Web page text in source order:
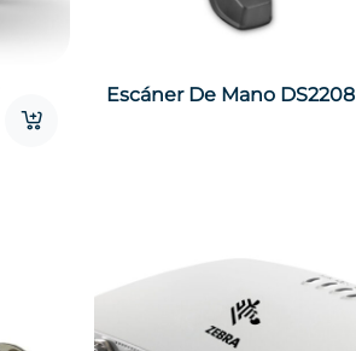
Escáner De Mano DS2208